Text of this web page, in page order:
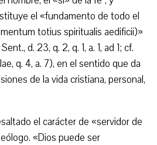
el «fundamento de todo el
totius spiritualis aedificii)»
d. 23, q. 2, q. 1, a. 1, ad 1; cf.
q. 4, a. 7), en el sentido que da
de la vida cristiana, personal,
el carácter de «servidor de
«Dios puede ser